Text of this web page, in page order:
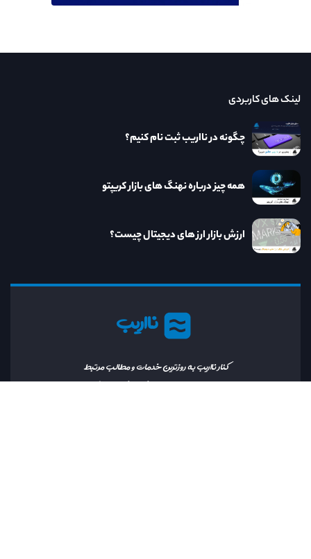
نااریب
کنار نااریب به روزترین خدمات و مطالب مرتبط
با دنیای ارز دیجیتال را در اختیار خواهید داشت.
لینک های کاربردی
چگونه در نااریب ثبت نام کنیم؟
همه چیز درباره نهنگ های بازار کریپتو
ارزش بازار ارز های دیجیتال چیست؟